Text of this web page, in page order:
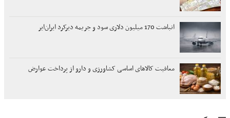
انباشت 170 میلیون دلاری سود و جریمه دیرکرد ایران‌ایر
معافیت کالاهای اساسی کشاورزی و دارو از پرداخت عوارض